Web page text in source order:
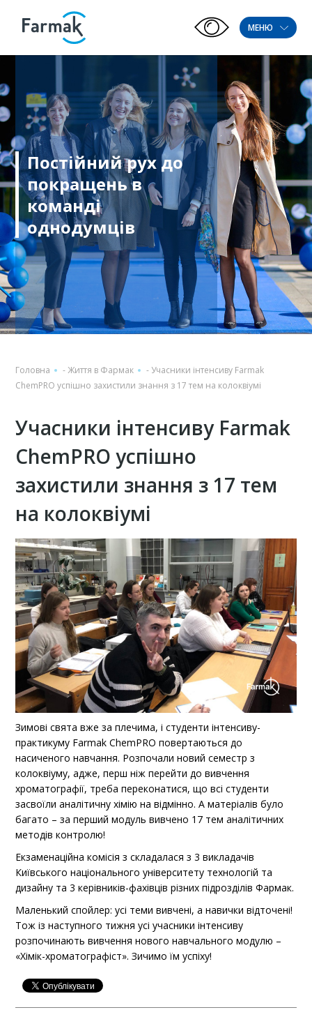
МЕНЮ
Постійний рух до
покращень в
команді
однодумців
Головна -Життя в Фармак - Учасники інтенсиву Farmak
ChemPRO успішно захистили знання з 17 тем на колоквіумі
Учасники інтенсиву Farmak
ChemPRO успішно
захистили знання з 17 тем
на колоквіумі
Зимові свята вже за плечима, і студенти інтенсиву-
практикуму Farmak ChemPRO повертаються до
насиченого навчання. Розпочали новий семестр з
колоквіуму, адже, перш ніж перейти до вивчення
хроматографії, треба переконатися, що всі студенти
засвоїли аналітичну хімію на відмінно. А матеріалів було
багато – за перший модуль вивчено 17 тем аналітичних
методів контролю!
Екзаменаційна комісія з складалася з 3 викладачів
Київського національного університету технологій та
дизайну та 3 керівників-фахівців різних підрозділів Фармак.
Маленький спойлер: усі теми вивчені, а навички відточені!
Тож із наступного тижня усі учасники інтенсиву
розпочинають вивчення нового навчального модулю –
«Хімік-хроматографіст». Зичимо їм успіху!